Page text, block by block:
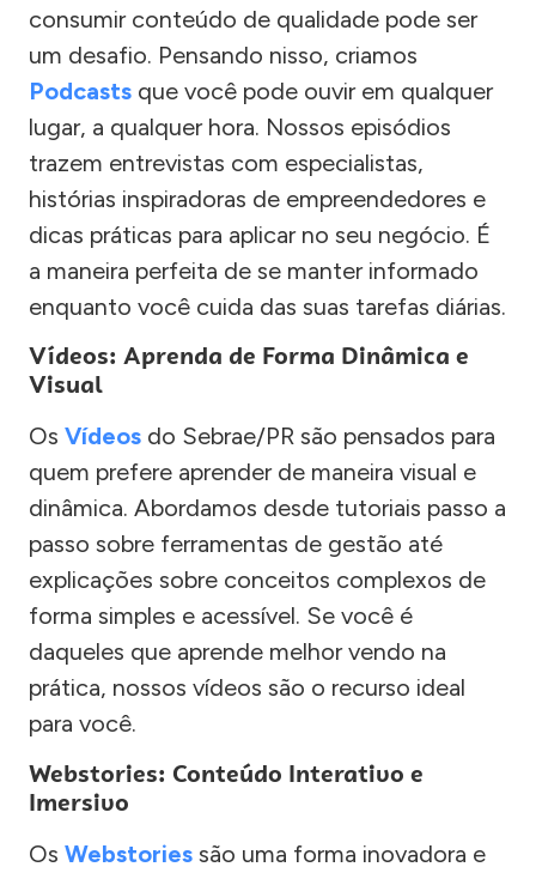
consumir conteúdo de qualidade pode ser
um desafio. Pensando nisso, criamos
Podcasts que você pode ouvir em qualquer
lugar, a qualquer hora. Nossos episódios
trazem entrevistas com especialistas,
histórias inspiradoras de empreendedores e
dicas práticas para aplicar no seu negócio. É
a maneira perfeita de se manter informado
enquanto você cuida das suas tarefas diárias.
Vídeos: Aprenda de Forma Dinâmica e
Visual
Os Vídeos do Sebrae/PR são pensados para
quem prefere aprender de maneira visual e
dinâmica. Abordamos desde tutoriais passo a
passo sobre ferramentas de gestão até
explicações sobre conceitos complexos de
forma simples e acessível. Se você é
daqueles que aprende melhor vendo na
prática, nossos vídeos são o recurso ideal
para você.
Webstories: Conteúdo Interativo e
Imersivo
Os Webstories são uma forma inovadora e